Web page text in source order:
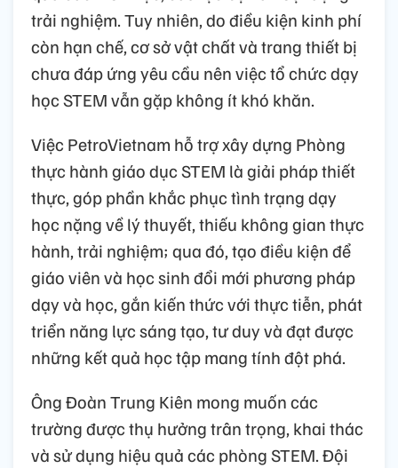
trải nghiệm. Tuy nhiên, do điều kiện kinh phí
còn hạn chế, cơ sở vật chất và trang thiết bị
chưa đáp ứng yêu cầu nên việc tổ chức dạy
học STEM vẫn gặp không ít khó khăn.
Việc PetroVietnam hỗ trợ xây dựng Phòng
thực hành giáo dục STEM là giải pháp thiết
thực, góp phần khắc phục tình trạng dạy
học nặng về lý thuyết, thiếu không gian thực
hành, trải nghiệm; qua đó, tạo điều kiện để
giáo viên và học sinh đổi mới phương pháp
dạy và học, gắn kiến thức với thực tiễn, phát
triển năng lực sáng tạo, tư duy và đạt được
những kết quả học tập mang tính đột phá.
Ông Đoàn Trung Kiên mong muốn các
trường được thụ hưởng trân trọng, khai thác
và sử dụng hiệu quả các phòng STEM. Đội